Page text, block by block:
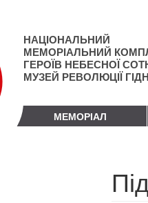
НАЦІОНАЛЬНИЙ
МЕМОРІАЛЬНИЙ
ГЕРОЇВ НЕБЕСНОЇ
МУЗЕЙ РЕВОЛЮЦІЇ
МЕМОРІАЛ